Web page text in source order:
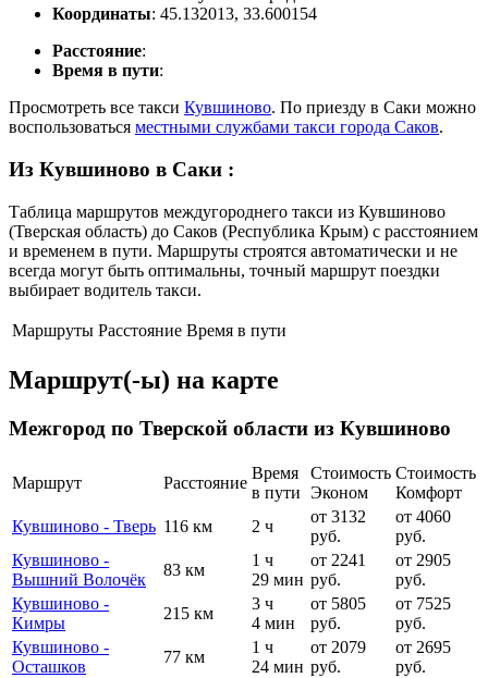
Координаты: 45.132013, 33.600154
Расстояние:
Время в пути:
Просмотреть все такси Кувшиново. По приезду в Саки можно
воспользоваться местными службами такси города Саков.
Из Кувшиново в Саки :
Таблица маршрутов междугороднего такси из Кувшиново
(Тверская область) до Саков (Республика Крым) с расстоянием
и временем в пути. Маршруты строятся автоматически и не
всегда могут быть оптимальны, точный маршрут поездки
выбирает водитель такси.
Маршруты Расстояние Время в пути
Маршрут(-ы) на карте
Межгород по Тверской области из Кувшиново
Маршрут Расстояние
Время
в пути
Стоимость
Эконом
Стоимость
Комфорт
Кувшиново - Тверь 116 км 2 ч
от 3132
руб.
от 4060
руб.
Кувшиново -
Вышний Волочёк
83 км
1 ч
29 мин
от 2241
руб.
от 2905
руб.
Кувшиново -
Кимры
215 км
3 ч
4 мин
от 5805
руб.
от 7525
руб.
Кувшиново -
Осташков
77 км
1 ч
24 мин
от 2079
руб.
от 2695
руб.